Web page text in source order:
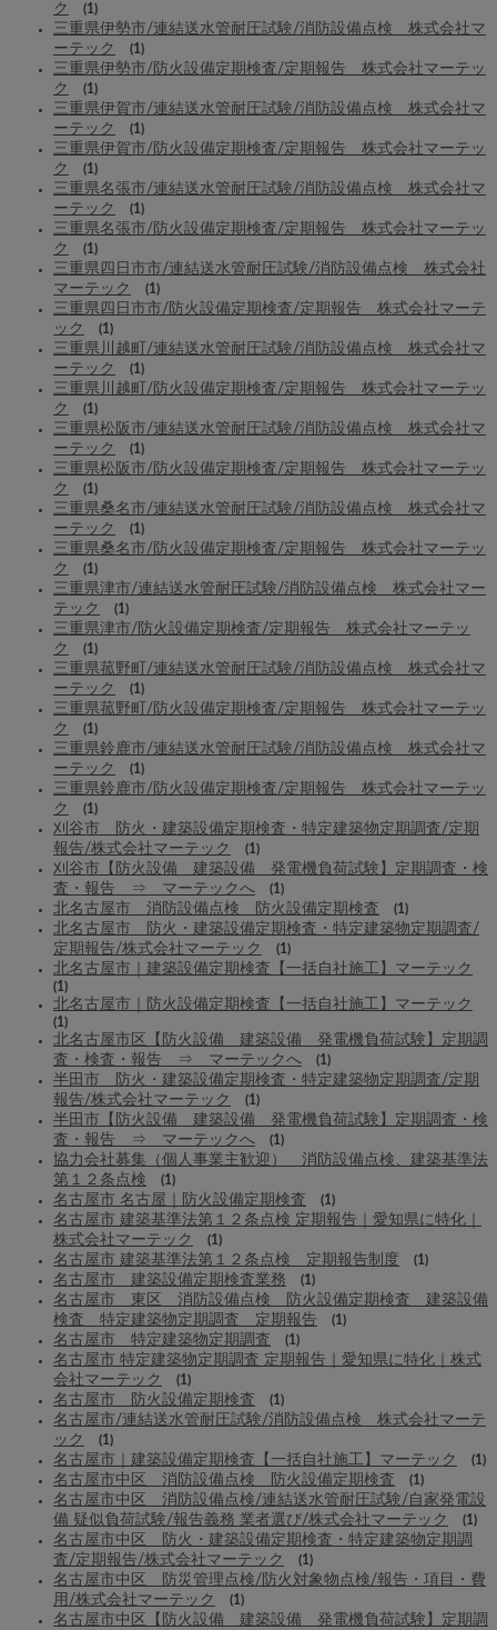
ク (1)
三重県伊勢市/連結送水管耐圧試験/消防設備点検 株式会社マ
ーテック
(1)
三重県伊勢市/防火設備定期検査/定期報告 株式会社マーテッ
ク
(1)
三重県伊賀市/連結送水管耐圧試験/消防設備点検 株式会社マ
ーテック
(1)
三重県伊賀市/防火設備定期検査/定期報告 株式会社マーテッ
ク
(1)
三重県名張市/連結送水管耐圧試験/消防設備点検 株式会社マ
ーテック
(1)
三重県名張市/防火設備定期検査/定期報告 株式会社マーテッ
ク
(1)
三重県四日市市/連結送水管耐圧試験/消防設備点検 株式会社
マーテック
(1)
三重県四日市市/防火設備定期検査/定期報告 株式会社マーテ
ック
(1)
三重県川越町/連結送水管耐圧試験/消防設備点検 株式会社マ
ーテック
(1)
三重県川越町/防火設備定期検査/定期報告 株式会社マーテッ
ク
(1)
三重県松阪市/連結送水管耐圧試験/消防設備点検 株式会社マ
ーテック
(1)
三重県松阪市/防火設備定期検査/定期報告 株式会社マーテッ
ク
(1)
三重県桑名市/連結送水管耐圧試験/消防設備点検 株式会社マ
ーテック
(1)
三重県桑名市/防火設備定期検査/定期報告 株式会社マーテッ
ク
(1)
三重県津市/連結送水管耐圧試験/消防設備点検 株式会社マー
テック
(1)
三重県津市/防火設備定期検査/定期報告 株式会社マーテッ
ク
(1)
三重県菰野町/連結送水管耐圧試験/消防設備点検 株式会社マ
ーテック
(1)
三重県菰野町/防火設備定期検査/定期報告 株式会社マーテッ
ク
(1)
三重県鈴鹿市/連結送水管耐圧試験/消防設備点検 株式会社マ
ーテック
(1)
三重県鈴鹿市/防火設備定期検査/定期報告 株式会社マーテッ
ク
(1)
刈谷市 防火・建築設備定期検査・特定建築物定期調査/定期
報告/株式会社マーテック
(1)
刈谷市【防火設備 建築設備 発電機負荷試験】定期調査・検
査・報告 ⇒ マーテックへ
(1)
北名古屋市 消防設備点検 防火設備定期検査 (1)
北名古屋市 防火・建築設備定期検査・特定建築物定期調査/
定期報告/株式会社マーテック
(1)
北名古屋市｜建築設備定期検査【一括自社施工】マーテック
(1)
北名古屋市｜防火設備定期検査【一括自社施工】マーテック
(1)
北名古屋市区【防火設備 建築設備 発電機負荷試験】定期調
査・検査・報告 ⇒ マーテックへ
(1)
半田市 防火・建築設備定期検査・特定建築物定期調査/定期
報告/株式会社マーテック
(1)
半田市【防火設備 建築設備 発電機負荷試験】定期調査・検
査・報告 ⇒ マーテックへ
(1)
協力会社募集（個人事業主歓迎） 消防設備点検、建築基準法
第１２条点検
(1)
名古屋市 名古屋｜防火設備定期検査 (1)
名古屋市 建築基準法第１２条点検 定期報告｜愛知県に特化｜
株式会社マーテック
(1)
名古屋市 建築基準法第１２条点検 定期報告制度 (1)
名古屋市 建築設備定期検査業務 (1)
名古屋市 東区 消防設備点検 防火設備定期検査 建築設備
検査 特定建築物定期調査 定期報告
(1)
名古屋市 特定建築物定期調査 (1)
名古屋市 特定建築物定期調査 定期報告｜愛知県に特化｜株式
会社マーテック
(1)
名古屋市 防火設備定期検査 (1)
名古屋市/連結送水管耐圧試験/消防設備点検 株式会社マーテ
ック
(1)
名古屋市｜建築設備定期検査【一括自社施工】マーテック (1)
名古屋市中区 消防設備点検 防火設備定期検査 (1)
名古屋市中区 消防設備点検/連結送水管耐圧試験/自家発電設
備 疑似負荷試験/報告義務 業者選び/株式会社マーテック
(1)
名古屋市中区 防火・建築設備定期検査・特定建築物定期調
査/定期報告/株式会社マーテック
(1)
名古屋市中区 防災管理点検/防火対象物点検/報告・項目・費
用/株式会社マーテック
(1)
名古屋市中区【防火設備 建築設備 発電機負荷試験】定期調